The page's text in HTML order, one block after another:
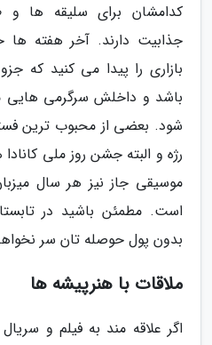
کدامشان برای سلیقه ها
جذابیت دارند. آخر هفته ها
بازاری را پیدا می کنید که
باشد و داخلش سرگرمی هایی
شود. بعضی از محبوب ترین
رژه و البته جشن روز ملی
موسیقی جاز نیز هر سال
است. مطمئن باشید در
بدون پول حوصله تان سر
ملاقات با هنرپیشه ها
اگر علاقه مند به فیلم و